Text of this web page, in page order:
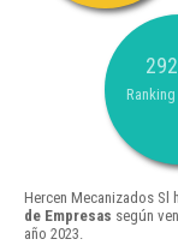
Ranking
Hercen Mecanizados Sl
de Empresas según
año 2023.